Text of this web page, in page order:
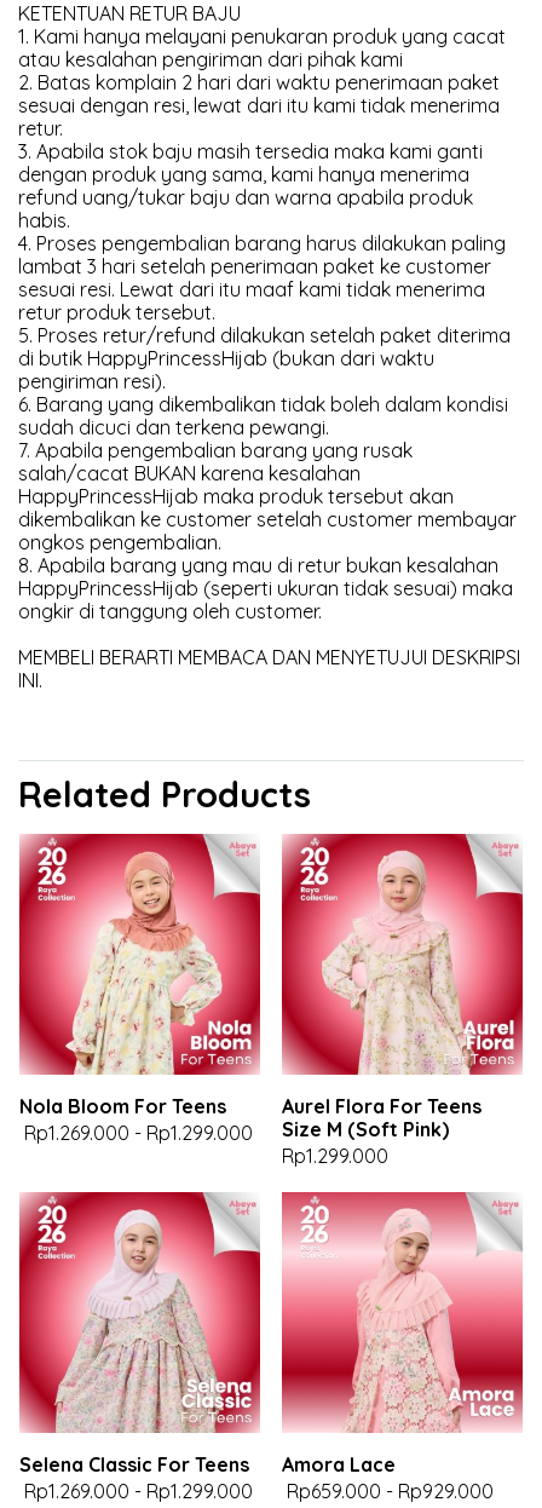
KETENTUAN RETUR BAJU
1. Kami hanya melayani penukaran produk yang cacat
atau kesalahan pengiriman dari pihak kami
2. Batas komplain 2 hari dari waktu penerimaan paket
sesuai dengan resi, lewat dari itu kami tidak menerima
retur.
3. Apabila stok baju masih tersedia maka kami ganti
dengan produk yang sama, kami hanya menerima
refund uang/tukar baju dan warna apabila produk
habis.
4. Proses pengembalian barang harus dilakukan paling
lambat 3 hari setelah penerimaan paket ke customer
sesuai resi. Lewat dari itu maaf kami tidak menerima
retur produk tersebut.
5. Proses retur/refund dilakukan setelah paket diterima
di butik HappyPrincessHijab (bukan dari waktu
pengiriman resi).
6. Barang yang dikembalikan tidak boleh dalam kondisi
sudah dicuci dan terkena pewangi.
7. Apabila pengembalian barang yang rusak
salah/cacat BUKAN karena kesalahan
HappyPrincessHijab maka produk tersebut akan
dikembalikan ke customer setelah customer membayar
ongkos pengembalian.
8. Apabila barang yang mau di retur bukan kesalahan
HappyPrincessHijab (seperti ukuran tidak sesuai) maka
ongkir di tanggung oleh customer.
MEMBELI BERARTI MEMBACA DAN MENYETUJUI DESKRIPSI
INI.
Related Products
Nola Bloom For Teens
Rp1.269.000 - Rp1.299.000
Aurel Flora For Teens
Size M (Soft Pink)
Rp1.299.000
Selena Classic For Teens
Rp1.269.000 - Rp1.299.000
Amora Lace
Rp659.000 - Rp929.000